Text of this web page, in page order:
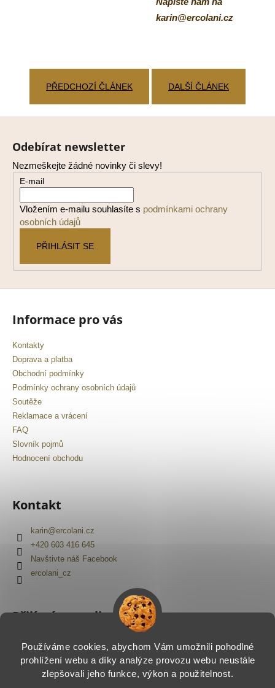
Používáme cookies, abychom Vám umožnili pohodlné
prohlížení webu a díky analýze provozu webu neustále
zlepšovali jeho funkce, výkon a použitelnost.
karin@ercolani.cz
PŘEDCHOZÍ ČLÁNEK DALŠÍ ČLÁNEK
Z
Odebírat newsletter
Nezmeškejte žádné novinky či slevy!
E-mail
Vložením e-mailu souhlasíte s podmínkami ochrany
osobních údajů
PŘIHLÁSIT SE
Informace pro vás
Kontakty
Doprava a platba
Obchodní podmínky
Podmínky ochrany osobních údajů
Soutěže
Reklamace a vrácení
FAQ
Slovník pojmů
Hodnocení obchodu
Kontakt
karin@ercolani.cz
+420 603 416 645
Navštivte náš Facebook
ercolani_cz
Přijímáme online platby